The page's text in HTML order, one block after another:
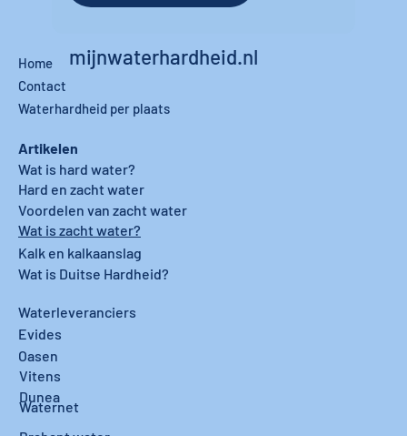
mijnwaterhardheid.nl
Home
Contact
Waterhardheid per plaats
Waterleveranciers
Evides
Oasen
Vitens
Dunea
Waternet
Artikelen
Wat is hard water?
Hard en zacht water
Wat is zacht water?
Voordelen van zacht water
Kalk en kalkaanslag
Wat is Duitse Hardheid?